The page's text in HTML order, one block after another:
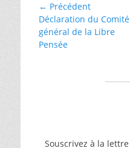
Navigation
de
l’article
← Précédent
Article
précédent :
Déclaration du Comité
général de la Libre
Pensée
Souscrivez à la